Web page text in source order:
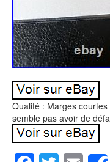
Qualité : Marges
semble pas avoir de